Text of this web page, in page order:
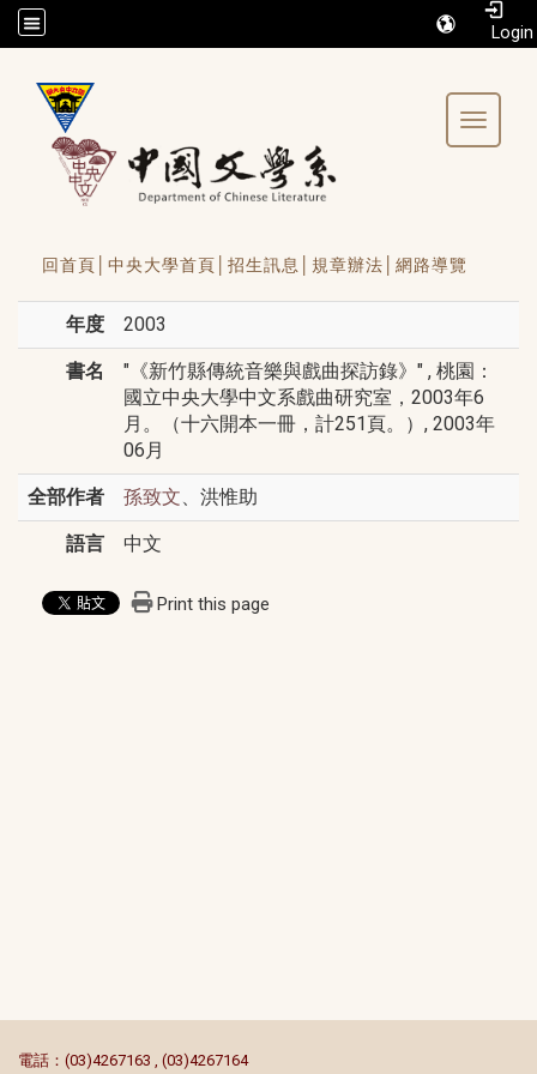
/accesskey"" title="Toolbar">:::
Toggle
回首頁│ 中央大學首頁│ 招生訊息│ 規章辦法│ 網路導覽
年度 2003
書名
"《新竹縣傳統音樂與戲曲探訪錄》" , 桃園：
國立中央大學中文系戲曲研究室，2003年6
月。（十六開本一冊，計251頁。）, 2003年
06月
全部作者 孫致文 、洪惟助
語言 中文
Print this page
電話：(03)4267163 , (03)4267164